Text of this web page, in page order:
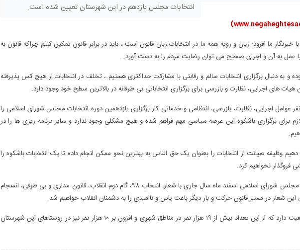
انتخابات مجلس یازدهم در این شهرستان تعیین شده است.
ما افزود: زبان و رویه همه ما در انتخابات زبان قانون است ، باید در برابر قانون تمکین کنیم چراکه قانون به
عمل به آن و اجرای صحیح می توان رضایت مردم را به دست آورد.
و به دنبال برگزاری انتخابات سالم و رقابتی با مشارکت حداکثری هستیم ، تخلف در انتخابات از هیچ کس پذیرفته
های اجرایی، نظارت و بازرسی برای برگزاری انتخاباتی بی طرفانه در بالاترین سطح خود وجود دارد.
مهران یادآور شد: بیش از ۷۰۰ نفر عوامل اجرایی، نظارت، بازرسی، انتظامی و خدماتی کار برگزاری یازدهمین دوره انتخابات مجلس شورای اسلامی را
برای برگزاری باشکوه این عرصه سیاسی مهم فراهم شده و هیچ مشکلی وجود ندارد و سایر برنامه ریزی ها را در
وظیفه صیانت از انتخابات را بعنوان یک حق الناس به بهترین نحو ممکن انجام داده تا یک انتخابات باشکوه را
فروگذار نخواهیم کرد.
وی اضافه کرد: انتخابات یازدهمین دوره مجلس شورای اسلامی اسفند ماه سال جاری با شعار: انتخاب ۹۸، گام دوم انقلاب، قانون مداری و بی طرفی، انسجام
شعار در مسیر قانون حرکت و بار دیگر باعث یاس و ناامیدی را به دشمنان انقلاب خواهیم شد.
شهرستان مهران حدود ۳۰ هزار نفر جمعیت دارد که از این تعداد بیش از ۱۹ هزار نفر در مناطق شهری و افزون بر ۱۰ هزار نفر نیز در روستاهای این شهرستان